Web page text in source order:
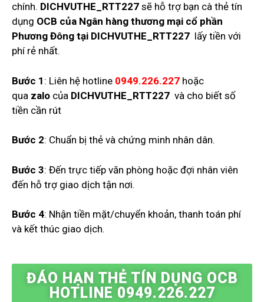
chính. DICHVUTHE_RTT227 sẽ hỗ trợ bạn cà thẻ tín
dụng OCB của Ngân hàng thương mại cổ phần
Phương Đông tại DICHVUTHE_RTT227 lấy tiền với
phí rẻ nhất.
Bước 1 : Liên hệ hotline 0949.226.227 hoặc
qua zalo của DICHVUTHE_RTT227 và cho biết số
tiền cần rút
Bước 2: Chuẩn bị thẻ và chứng minh nhân dân.
Bước 3: Đến trực tiếp văn phòng hoặc đợi nhân viên
đến hỗ trợ giao dịch tận nơi.
Bước 4: Nhận tiền mặt/chuyển khoản, thanh toán phí
và kết thúc giao dịch.
ĐÁO HẠN THẺ TÍN DỤNG OCB
HOTLINE 0949.226.227